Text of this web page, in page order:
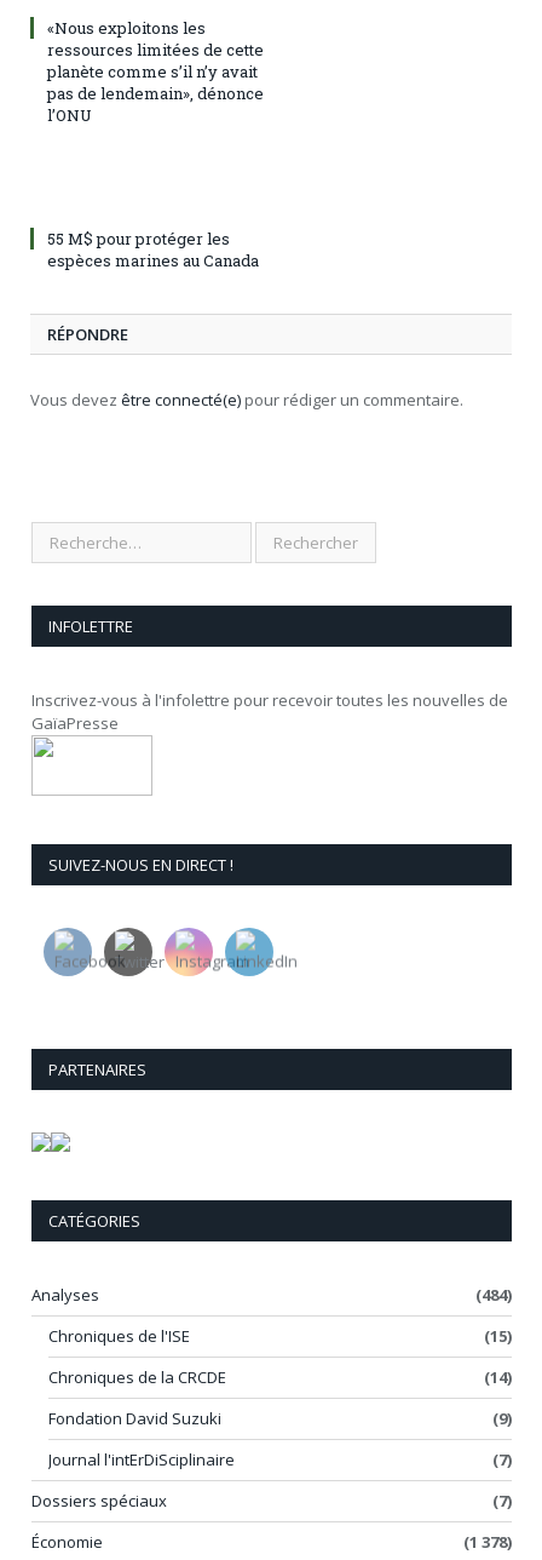
«Nous exploitons les
ressources limitées de cette
planète comme s’il n’y avait
pas de lendemain», dénonce
l’ONU
55 M$ pour protéger les
espèces marines au Canada
RÉPONDRE
Vous devez être connecté(e) pour rédiger un commentaire.
INFOLETTRE
Inscrivez-vous à l'infolettre pour recevoir toutes les nouvelles de
GaïaPresse
SUIVEZ-NOUS EN DIRECT !
PARTENAIRES
CATÉGORIES
Analyses
(484)
Chroniques de l'ISE
(15)
Chroniques de la CRCDE
(14)
Fondation David Suzuki
(9)
Journal l'intErDiSciplinaire
(7)
Dossiers spéciaux
(7)
Économie
(1 378)